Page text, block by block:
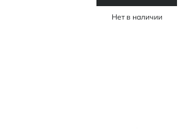
Нет в наличии